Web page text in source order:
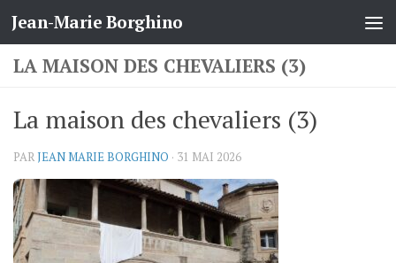
Skip to content
Jean-Marie Borghino
LA MAISON DES CHEVALIERS (3)
La maison des chevaliers (3)
PARJEAN MARIE BORGHINO · 31 MAI 2026